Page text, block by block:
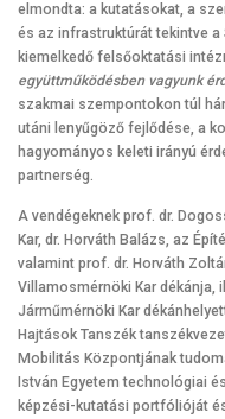
elmondta: a kutatásokat, a
és az infrastruktúrát tekintve
kiemelkedő felsőoktatási
együttműködésben vagyunk
szakmai szempontokon túl
utáni lenyűgöző fejlődése, a
hagyományos keleti irányú
partnerség.
A vendégeknek prof. dr.
Kar, dr. Horváth Balázs, az
valamint prof. dr. Horváth
Villamosmérnöki Kar dékánja,
Járműmérnöki Kar
Hajtások Tanszék
Mobilitás Központjának
István Egyetem technológiai
képzési-kutatási portfólióját